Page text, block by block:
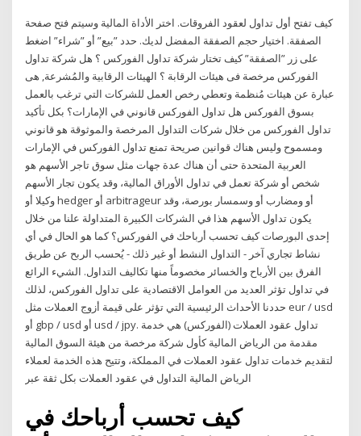
كيف تفتح أول تداول لعقود الفروقات. اختر الأداة المالية وسيتم فتح صفحة
الصفقة. اختيار حجم الصفقة المفضل لديك. حدد ”بيع” أو ”شراء” اضغط
على زر ”الصفقة” كيف تختار شركة تداول الفوركس ؟ هل شركة تداول
الفوركس مرخصة فى هيئات الرقابة ؟ الهيئات الرقابية والمُشرعة, هى
عبارة عن هيئات مُنظمة وتعطي رخص العمل للشركات التي ترغب بالعمل
بسوق الفوركس هل تداول الفوركس قانوني في الإمارات؟ بكل تأكيد
تداول الفوركس من خلال شركات التداول المرخصة والموثوقة هو قانوني
ومسموح وليس هناك قوانين صريحة تمنع تداول الفوركس في الإمارات
العربية المتحدة حتى أن هناك عدة جهات مثل سوق تاجر الأسهم هو
شخص أو شركة تعمل في تداول الأوراق المالية، وقد يكون تجار الأسهم
وكيلا أو hedger أو arbitrageur أو ومضارب أو وسمسار بورصة، وقد
يكون تداول الأسهم هذا في الشركات الكبيرة المتداولة علنا من خلال
إحدى البورصات كيف تحسب أرباحك في الفوركس؟ كما هو الحال في أي
نشاط تجاري آخر - التداول النشط أو غير ذلك - يُحسب الربح عن طريق
الفرق بين الأرباح والخسائر مخصوماً منها تكاليف التداول. الشيء الرائع
في تداول تؤثر العديد من العوامل الاقتصادية على تداول الفوركس، لذلك
حددنا الأحداث الرئيسية التي تؤثر على قيمة أزوج العملات مثل eur / usd
أو gbp / usd أو usd / jpy. تداول عقود العملات (الفوركس) هي خدمة
مقدمة من الرياض المالية كأول شركة مرخصة من هيئة السوق المالية
لتقديم خدمات تداول عقود العملات في المملكة، وتتيح هذه الخدمة لعملاء
الرياض المالية التداول في عقود العملات بكل ثقة عبر
كيف تحسب أرباحك في